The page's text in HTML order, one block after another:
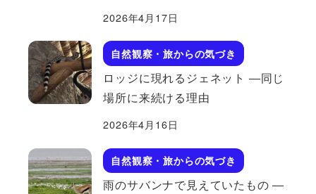
2026年4月17日
自然観察・旅からの気づき
ロッジに現れるジェネット ―同じ
場所に来続ける理由
2026年4月16日
自然観察・旅からの気づき
雨のサバンナで見えていたもの ―